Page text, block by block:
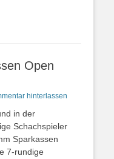
Open
hinterlassen
in der
Schachspieler
Sparkassen
7-rundige